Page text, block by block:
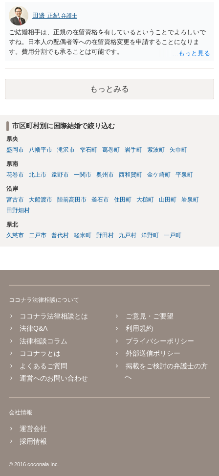
田邊 正紀 弁護士
ご結婚相手は、正規の在留資格を有しているということでよろしいで
すね。日本人の配偶者等への在留資格変更を申請することになりま
す。費用分割でも承ることは可能です。
もっとみる
市区町村別に国際結婚で絞り込む
県央
盛岡市
八幡平市 滝沢市 雫石町 葛巻町 岩手町 紫波町 矢巾町
県南
花巻市
北上市 遠野市 一関市 奥州市 西和賀町 金ケ崎町 平泉町
沿岸
宮古市
大船渡市 陸前高田市 釜石市 住田町 大槌町 山田町
岩泉町
田野畑村
県北
久慈市
二戸市 普代村 軽米町 野田村 九戸村 洋野町 一戸町
ココナラ法律相談について
ココナラ法律相談とは
法律Q&A
法律相談コラム
ココナラとは
よくあるご質問
運営へのお問い合わせ
ご意見・ご要望
利用規約
プライバシーポリシー
外部送信ポリシー
掲載をご検討の弁護士の方
へ
会社情報
運営会社
採用情報
© 2016 coconala Inc.